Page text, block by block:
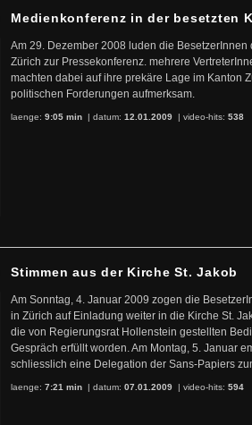
Medienkonferenz in der besetzten
Am 29. Dezember 2008 luden die BesetzerInnen
Zürich zur Pressekonferenz. mehrere
machten dabei auf ihre prekäre Lage im Kanton
politischen Forderungen aufmerksam.
laenge: 9:05 min | datum: 12.01.2009 | video-hits: 538
Stimmen aus der Kirche St. Jakob
Am Sonntag, 4. Januar 2009 zogen die
in Zürich auf Einladung weiter in die Kirche St.
die von Regierungsrat Hollenstein gestellten
Gespräch erfüllt worden. Am Montag, 5. Januar
schliesslich eine Delegation der Sans-Papiers
laenge: 7:21 min | datum: 07.01.2009 | video-hits: 594